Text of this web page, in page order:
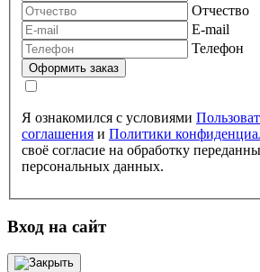
Отчество
E-mail
Телефон
Я ознакомился с условиями
соглашения и Политики
своё согласие на обработку
персональных данных.
Вход на сайт